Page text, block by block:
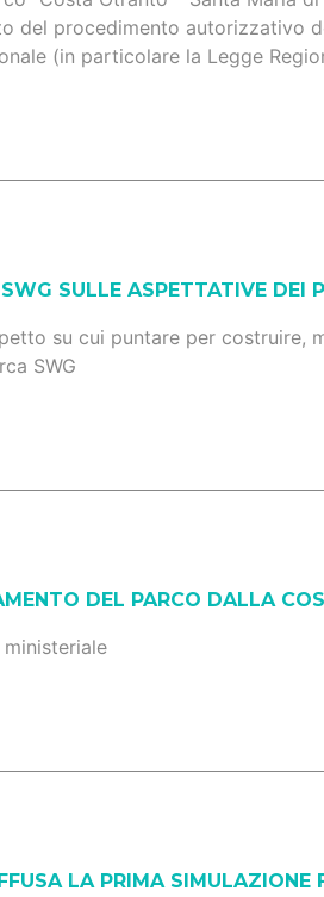
del procedimento autorizzativo
(in particolare la Legge
SULLE ASPETTATIVE DEI
su cui puntare per costruire,
SWG
DEL PARCO DALLA
LA PRIMA SIMULAZIONE